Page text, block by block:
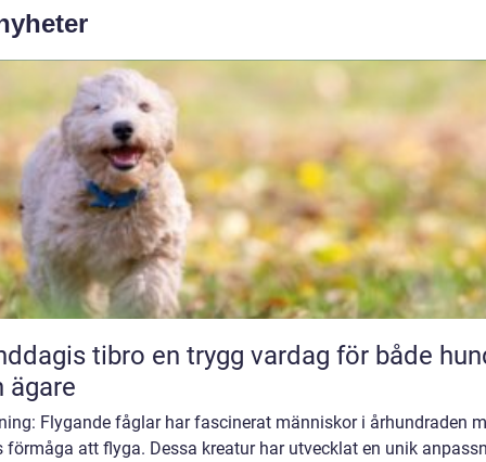
en trygg vardag för både hund
ägare
Flygande fåglar har fascinerat människor i århundraden
förmåga att flyga. Dessa kreatur har utvecklat en unik